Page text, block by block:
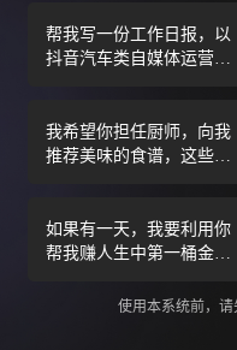
帮我写一份工作日报，以
抖音汽车类自媒体运营工
我希望你担任厨师，向我
推荐美味的食谱，这些食
合像我们这样忙碌的人以
及成本效益等其他因素，
又经济！我的第一个要求
如果有一天，我要利用你
帮我赚人生中第一桶金，
使用本系统前，请